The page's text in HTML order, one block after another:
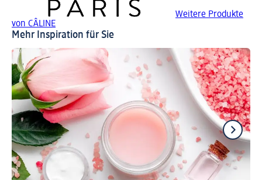
Weitere Produkte
von CÂLINE
Mehr Inspiration für Sie